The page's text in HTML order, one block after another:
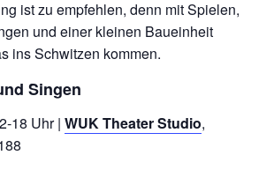
ist zu empfehlen, denn mit Spielen,
und einer kleinen Baueinheit
ins Schwitzen kommen.
Singen
18 Uhr | WUK Theater Studio,